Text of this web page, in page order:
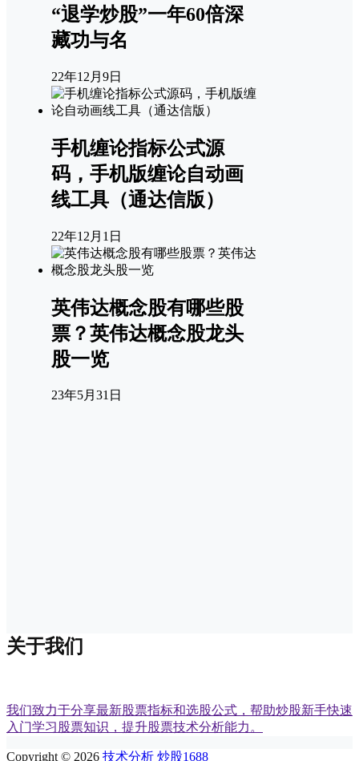
“退学炒股”一年60倍深
藏功与名
22年12月9日
手机缠论指标公式源
码，手机版缠论自动画
线工具（通达信版）
22年12月1日
英伟达概念股有哪些股
票？英伟达概念股龙头
股一览
23年5月31日
关于我们
我们致力于分享最新股票指标和选股公式，帮助炒股新手快速
入门学习股票知识，提升股票技术分析能力。
Copyright © 2026 技术分析 炒股1688